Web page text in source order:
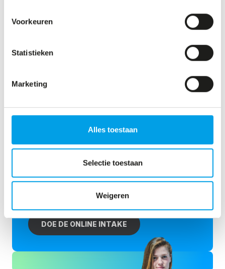
Voorkeuren
Statistieken
Marketing
Alles toestaan
Selectie toestaan
Weigeren
een ontspannen sfeer, maken de
zeer plezierig.Al na 2 maanden
Geweldig! Een aanrader voor iedereen!
SCHRIJF OOK EEN REVIEW
GEZONDER,
FITTEREN DE BESTE
VERSIE VAN JEZELF
DOE DE ONLINE INTAKE